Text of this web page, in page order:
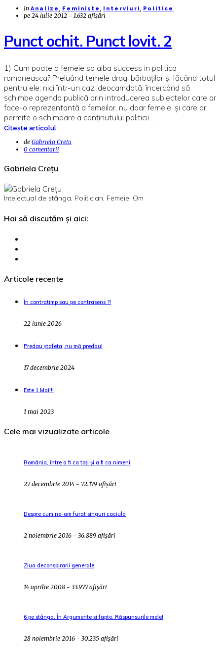
In Analize , Feministe , Interviuri , Politice
pe 24 iulie 2012 - 1.632 afișări
Punct ochit. Punct lovit. 2
1) Cum poate o femeie sa aiba success in politica
romaneasca? Preluând temele dragi bărbaților și făcând totul
pentru ele; nici într-un caz, deocamdată, încercând să
schimbe agenda publică prin introducerea subiectelor care ar
face-o reprezentantă a femeilor, nu doar femeie, și care ar
permite o schimbare a conținutului politicii…
Citește articolul
de Gabriela Cretu
0 comentarii
Gabriela Crețu
Intelectual de stânga. Politician. Femeie. Om
Hai să discutăm și aici:
Articole recente
În contratimp sau pe contrasens ?!
22 iunie 2026
Predau ștafeta, nu mă predau!
17 decembrie 2024
Este 1 Mai!!!
1 mai 2023
Cele mai vizualizate articole
România, între a fi ca toți și a fi ca nimeni
27 decembrie 2014 - 72.179 afișări
Despre cum ne-am furat singuri caciula
2 noiembrie 2016 - 36.889 afișări
Ziua deconspirarii generale
14 aprilie 2008 - 33.977 afișări
6 pe stânga. În Argumente și fapte. Răspunsurile mele!
28 noiembrie 2016 - 30.235 afișări